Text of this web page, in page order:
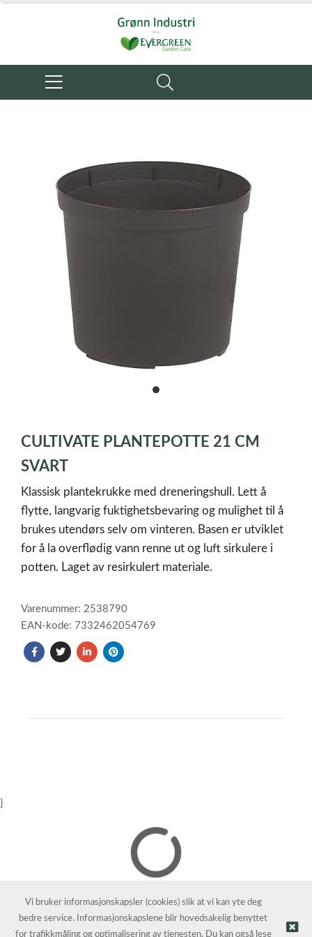
item
of
1
CULTIVATE PLANTEPOTTE 21 CM
SVART
Klassisk plantekrukke med dreneringshull. Lett å
flytte, langvarig fuktighetsbevaring og mulighet til å
brukes utendørs selv om vinteren. Basen er utviklet
for å la overflødig vann renne ut og luft sirkulere i
potten. Laget av resirkulert materiale.
Varenummer: 2538790
EAN-kode: 7332462054769
}
Vi bruker informasjonskapsler (cookies) slik at vi kan yte deg
bedre service. Informasjonskapslene blir hovedsakelig benyttet
for trafikkmåling og optimalisering av tjenesten. Du kan også lese